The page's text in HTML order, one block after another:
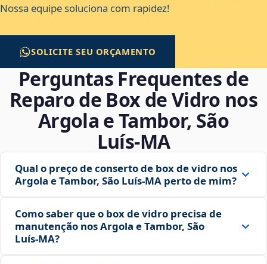
Nossa equipe soluciona com rapidez!
SOLICITE SEU ORÇAMENTO
Perguntas Frequentes de
Reparo de Box de Vidro nos
Argola e Tambor, São
Luís‑MA
Qual o preço de conserto de box de vidro nos
Argola e Tambor, São Luís‑MA perto de mim?
Como saber que o box de vidro precisa de
manutenção nos Argola e Tambor, São
Luís‑MA?